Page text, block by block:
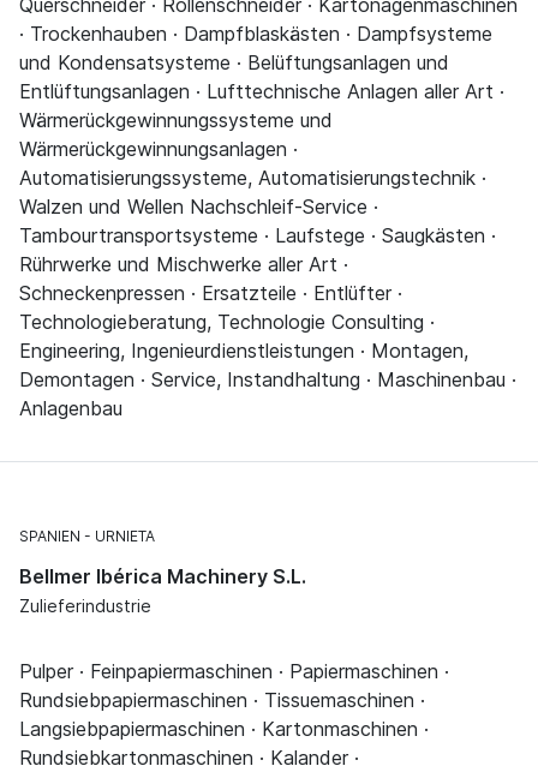
· Trockenhauben · Dampfblaskästen · Dampfsysteme
und Kondensatsysteme · Belüftungsanlagen und
Entlüftungsanlagen · Lufttechnische Anlagen aller Art ·
Wärmerückgewinnungssysteme und
Wärmerückgewinnungsanlagen ·
Automatisierungssysteme, Automatisierungstechnik ·
Walzen und Wellen Nachschleif-Service ·
Tambourtransportsysteme · Laufstege · Saugkästen ·
Rührwerke und Mischwerke aller Art ·
Schneckenpressen · Ersatzteile · Entlüfter ·
Technologieberatung, Technologie Consulting ·
Engineering, Ingenieurdienstleistungen · Montagen,
Demontagen · Service, Instandhaltung · Maschinenbau ·
Anlagenbau
SPANIEN URNIETA
Bellmer Ibérica Machinery S.L.
Zulieferindustrie
Pulper · Feinpapiermaschinen · Papiermaschinen ·
Rundsiebpapiermaschinen · Tissuemaschinen ·
Langsiebpapiermaschinen · Kartonmaschinen ·
Rundsiebkartonmaschinen · Kalander ·